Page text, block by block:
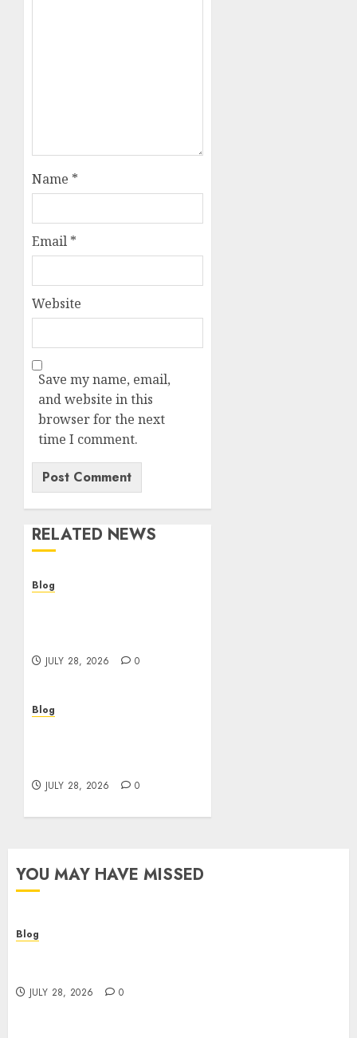
Name *
Email *
Website
Save my name, email,
and website in this
browser for the next
time I comment.
RELATED NEWS
Blog
JULY 28, 2026 0
Blog
JULY 28, 2026 0
YOU MAY HAVE MISSED
Blog
JULY 28, 2026 0